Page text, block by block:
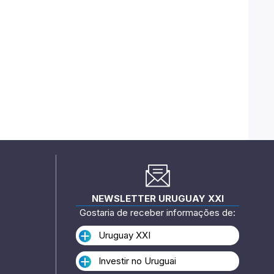
NEWSLETTER URUGUAY XXI
Gostaria de receber informações de:
Uruguay XXI
Investir no Uruguai